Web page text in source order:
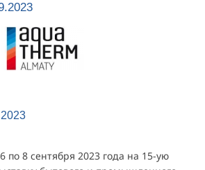
по 8 сентября 2023 года на 15-ую